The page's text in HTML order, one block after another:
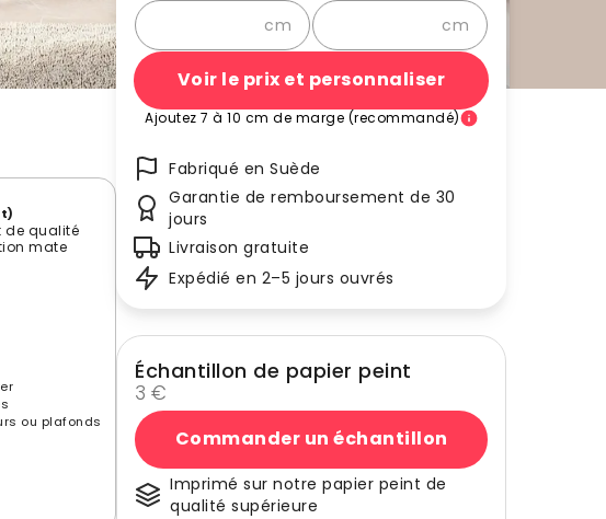
de qualité
mate
ou plafonds
cm cm
Voir le prix et personnaliser
Ajoutez 7 à 10 cm de marge (recommandé)
Fabriqué en Suède
Garantie de remboursement de 30
jours
Livraison gratuite
Expédié en 2–5 jours ouvrés
Échantillon de papier peint
3 €
Commander un échantillon
Imprimé sur notre papier peint de
qualité supérieure